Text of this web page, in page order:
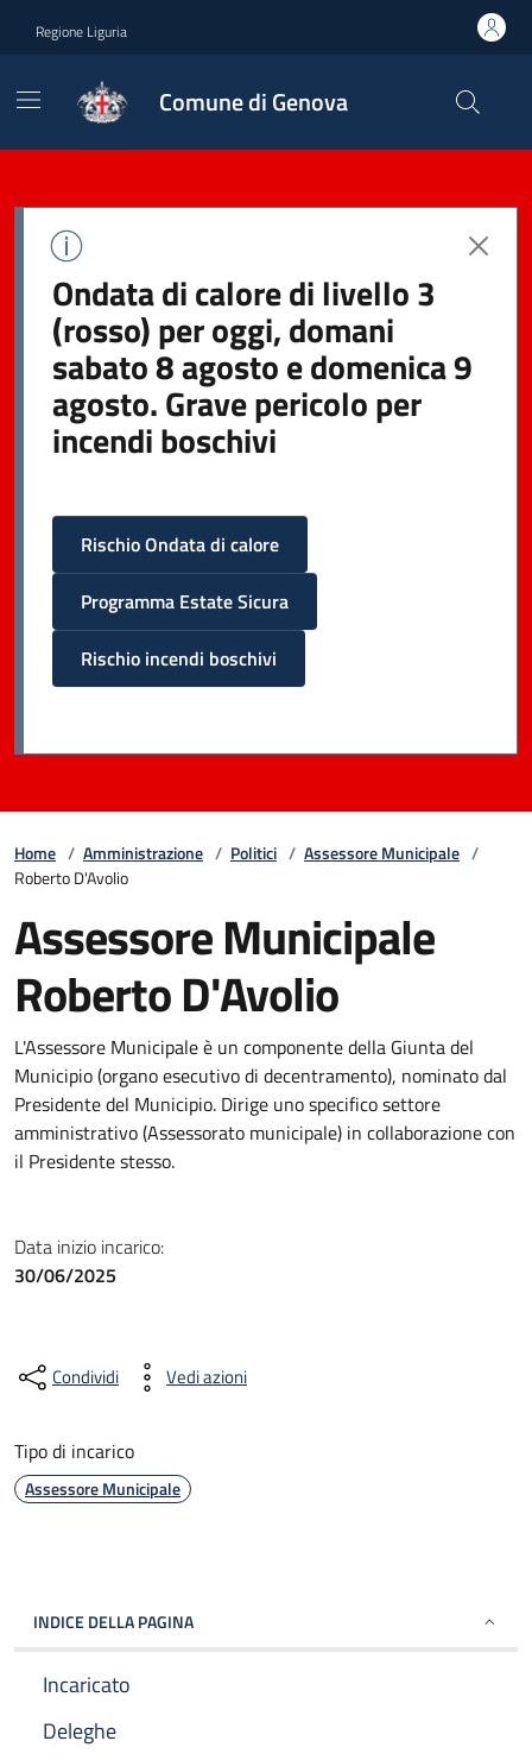
Regione Liguria
Comune di Genova
Ondata di calore di livello 3
(rosso) per oggi, domani
sabato 8 agosto e domenica 9
agosto. Grave pericolo per
incendi boschivi
Rischio Ondata di calore
Programma Estate Sicura
Rischio incendi boschivi
Home / Amministrazione / Politici / Assessore Municipale /
Roberto D'Avolio
Assessore Municipale
Roberto D'Avolio
L'Assessore Municipale è un componente della Giunta del
Municipio (organo esecutivo di decentramento), nominato dal
Presidente del Municipio. Dirige uno specifico settore
amministrativo (Assessorato municipale) in collaborazione con
il Presidente stesso.
Data inizio incarico:
30/06/2025
Condividi Vedi azioni
Tipo di incarico
Assessore Municipale
INDICE DELLA PAGINA
Incaricato
Deleghe